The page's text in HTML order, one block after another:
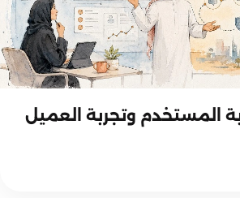
المستخدم وتجربة العميل